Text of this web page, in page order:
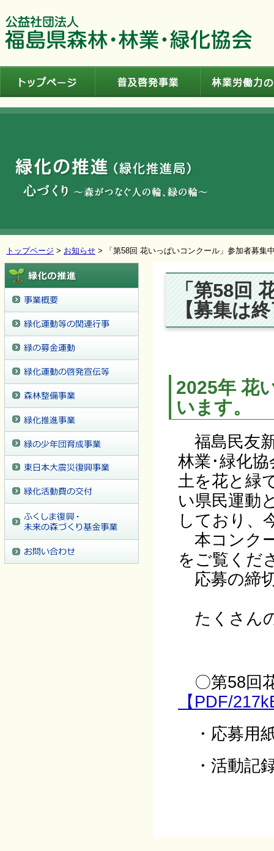
トップページ > お知らせ > 「第58回 花いっぱいコンクール」参加者募集
「第58回
【募集は
2025年 花
います。
福島民友
林業･緑化
土を花と緑
い県民運動
しており、
本コンク
をご覧くだ
応募の締
たくさん
〇第58回
【PDF/
・応募用
・活動記